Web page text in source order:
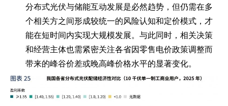
分布式光伏与储能互动发展是必然趋势，但仍需在多
个相关方之间形成较统一的风险认知和定价模式，才
能在短时间内实现大规模发展。与此同时，相关决策
和经营主体也需紧密关注各省因零售电价政策调整而
带来的峰谷价差或晚高峰价格水平的显著变化。